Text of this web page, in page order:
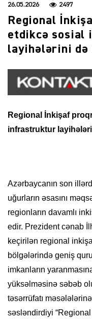
26.05.2026 2497
Regional
etdikcə sosial
layihələrini
Regional İnkişaf
infrastruktur
Azərbaycanın son
uğurların əsasını
regionların davamlı
edir. Prezident cənab
keçirilən regional
bölgələrində geniş
imkanların
yüksəlməsinə səbəb
təsərrüfatı
səsləndirdiyi